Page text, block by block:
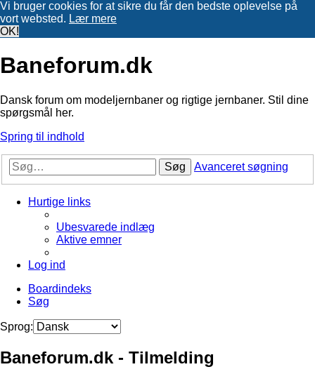
Vi bruger cookies for at sikre du får den bedste oplevelse på
vort websted. Lær mere
OK!
Baneforum.dk
Dansk forum om modeljernbaner og rigtige jernbaner. Stil dine
spørgsmål her.
Spring til indhold
Søg Avanceret søgning
Hurtige links
Ubesvarede indlæg
Aktive emner
Log ind
Boardindeks
Søg
Sprog:
Baneforum.dk - Tilmelding